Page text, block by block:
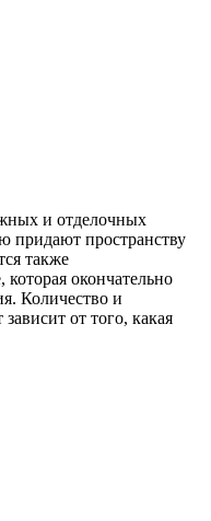
и отделочных
придают пространству
также
окончательно
Количество и
от того, какая